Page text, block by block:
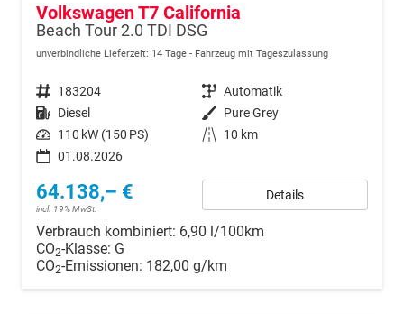
Volkswagen T7 California
Beach Tour 2.0 TDI DSG
unverbindliche Lieferzeit: 14 Tage Fahrzeug mit Tageszulassung
Fahrzeugnr. 183204 Getriebe Automatik
Kraftstoff Diesel Außenfarbe Pure Grey
Leistung 110 kW (150 PS) Kilometerstand
10 km
01.08.2026
64.138,– €
incl. 19% MwSt.
Details
Verbrauch kombiniert: 6,90 l/100km
CO2-Klasse: G
CO2-Emissionen: 182,00 g/km